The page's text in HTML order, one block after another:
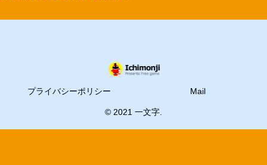
プライバシーポリシー Mail
© 2021 一文字.